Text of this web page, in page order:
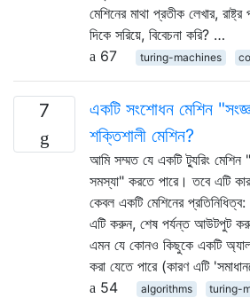
মেশিনের মাথা প্রতীক লেখার,
দিকে সরিয়ে, বিবেচনা করি? …
67
turing-machines
7
একটি সংশোধন মেশিন
শক্তিশালী মেশিন?
আমি সম্মত যে একটি ট্যুরিং
সমস্যা" করতে পারে। তবে এটি
কেবল একটি মেশিনের
এটি করুন, শেষ পর্যন্ত আউটপুট
এমন যে কোনও কিছুকে একটি
করা যেতে পারে (কারণ এটি
54
algorithms turing-